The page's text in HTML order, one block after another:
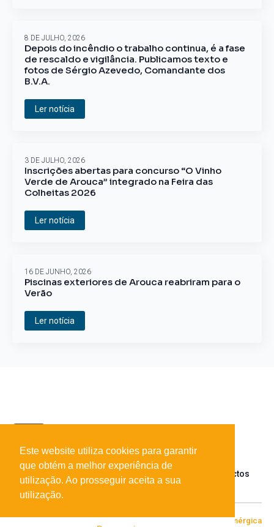
Depois do incêndio o trabalho continua, é a fase
de rescaldo e vigilância. Publicamos texto e
fotos de Sérgio Azevedo, Comandante dos
B.V.A.
8 DE JULHO, 2026
Ler notícia
Inscrições abertas para concurso “O Vinho
Verde de Arouca” integrado na Feira das
Colheitas 2026
3 DE JULHO, 2026
Ler notícia
Piscinas exteriores de Arouca reabriram para o
Verão
16 DE JUNHO, 2026
Ler notícia
Contactos
[+|-] Enérgica
Este website utiliza cookies para garantir
que obtém a melhor experiência de
utilização. Ao prosseguir aceita a sua
utilização.